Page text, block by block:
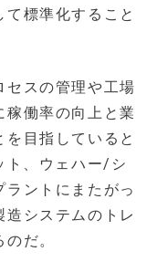
て標準化すること
セスの管理や工場
働率の向上と業
目指していると
ト、ウェハー/シ
ラントにまたがっ
システムのトレ
だ。